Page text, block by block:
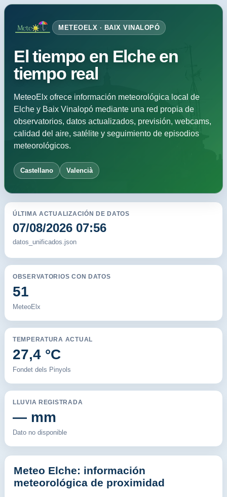
METEOELX · BAIX VINALOPÓ
El tiempo en Elche en
tiempo real
MeteoElx ofrece información meteorológica local de
Elche y Baix Vinalopó mediante una red propia de
observatorios, datos actualizados, previsión, webcams,
calidad del aire, satélite y seguimiento de episodios
meteorológicos.
Castellano Valencià
ÚLTIMA ACTUALIZACIÓN DE DATOS
07/08/2026 07:56
datos_unificados.json
OBSERVATORIOS CON DATOS
51
MeteoElx
TEMPERATURA ACTUAL
27,4 °C
Fondet dels Pinyols
LLUVIA REGISTRADA
— mm
Dato no disponible
Meteo Elche: información
meteorológica de proximidad